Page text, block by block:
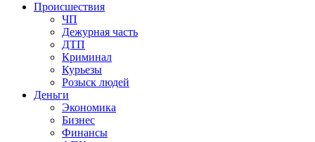
Происшествия
ЧП
Дежурная часть
ДТП
Криминал
Курьезы
Розыск людей
Деньги
Экономика
Бизнес
Финансы